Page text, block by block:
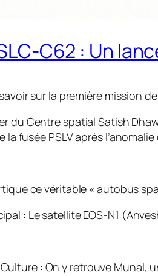
C62 : Un
sur la première mission
du Centre spatial Satish
la fusée PSLV après
ce véritable « autobus
: Le satellite EOS-N1
: On y retrouve Munal,